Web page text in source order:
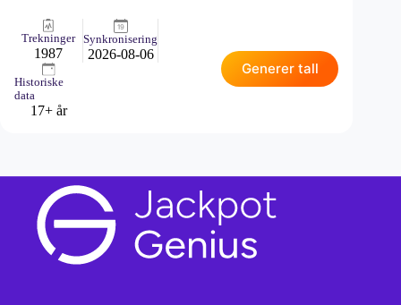
Trekninger
1987
Synkronisering
2026-08-06
Historiske
data
17+ år
Generer tall